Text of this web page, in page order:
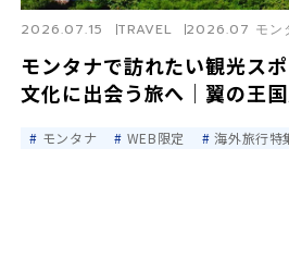
モンタナで訪れたい観光ス
文化に出会う旅へ｜翼の王
2026.07.15 TRAVEL 2026.07 モン
モンタナ WEB限定 海外旅行特